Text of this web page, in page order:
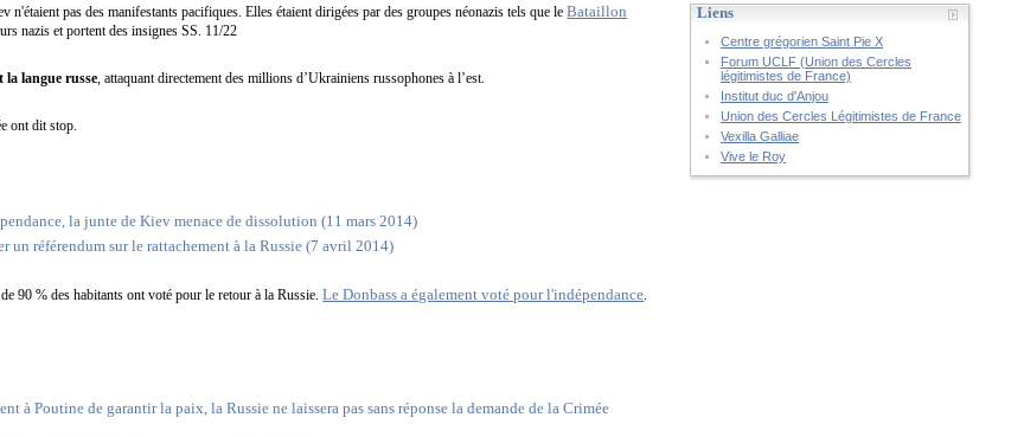
n'étaient pas des manifestants pacifiques. Elles étaient dirigées par des groupes néonazis tels que leBataillon
nazis et portent des insignes SS. 11/22
la langue russe , attaquant directement des millions d’Ukrainiens russophones à l’est.
ont dit stop.
la junte de Kiev menace de dissolution (11 mars 2014)
un référendum sur le rattachement à la Russie (7 avril 2014)
90 % des habitants ont voté pour le retour à la Russie.Le Donbass a également voté pour l'indépendance
à Poutine de garantir la paix, la Russie ne laissera pas sans réponse la demande de la Crimée
Liens
Centre grégorien Saint Pie X
Forum UCLF (Union des Cercles
légitimistes de France)
Institut duc d'Anjou
Union des Cercles Légitimistes de France
Vexilla Galliae
Vive le Roy